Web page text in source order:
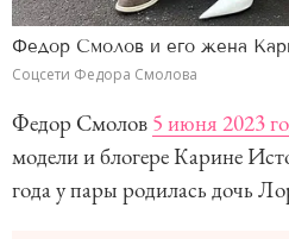
Федор Смолов и его жена
Соцсети Федора Смолова
Федор Смолов 5 июня 2023
модели и блогере Карине
года у пары родилась дочь